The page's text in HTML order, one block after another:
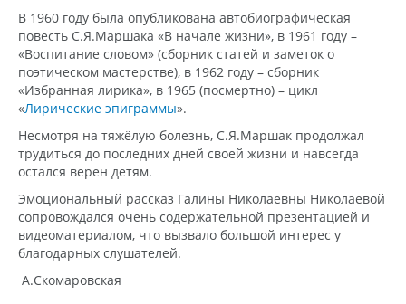
В 1960 году была опубликована автобиографическая
повесть С.Я.Маршака «В начале жизни», в 1961 году –
«Воспитание словом» (сборник статей и заметок о
поэтическом мастерстве), в 1962 году – сборник
«Избранная лирика», в 1965 (посмертно) – цикл
«Лирические эпиграммы».
Несмотря на тяжёлую болезнь, С.Я.Маршак продолжал
трудиться до последних дней своей жизни и навсегда
остался верен детям.
Эмоциональный рассказ Галины Николаевны Николаевой
сопровождался очень содержательной презентацией и
видеоматериалом, что вызвало большой интерес у
благодарных слушателей.
А.Скомаровская